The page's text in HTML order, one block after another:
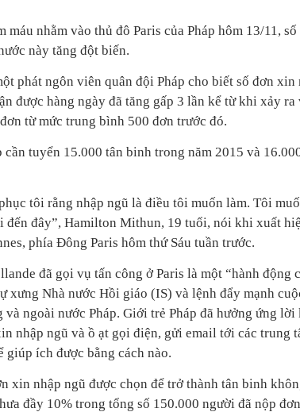
máu nhằm vào thủ đô Paris của Pháp hôm 13/11,
này tăng đột biến.
phát ngôn viên quân đội Pháp cho biết số đơn xin
được hàng ngày đã tăng gấp 3 lần kể từ khi xảy ra
từ mức trung bình 500 đơn trước đó.
cần tuyển 15.000 tân binh trong năm 2015 và
tôi rằng nhập ngũ là điều tôi muốn làm. Tôi
đến đây”, Hamilton Mithun, 19 tuổi, nói khi xuất
phía Đông Paris hôm thứ Sáu tuần trước.
đã gọi vụ tấn công ở Paris là một “hành động
xưng Nhà nước Hồi giáo (IS) và lệnh đẩy mạnh
và ngoài nước Pháp. Giới trẻ Pháp đã hưởng ứng lời
nhập ngũ và ồ ạt gọi điện, gửi email tới các trung
ích được bằng cách nào.
xin nhập ngũ được chọn để trở thành tân binh
đầy 10% trong tổng số 150.000 người đã nộp